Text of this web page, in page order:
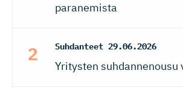
paranemista
Suhdanteet 29.06.2026
Yritysten suhdannenousu